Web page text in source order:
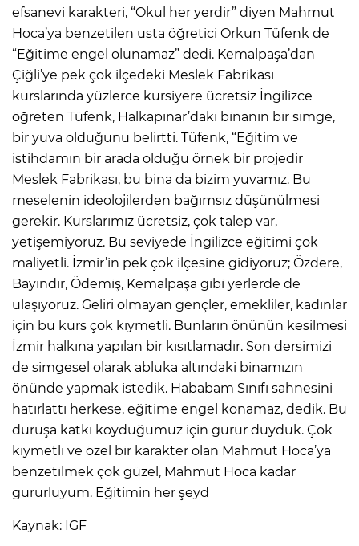
efsanevi karakteri, “Okul her yerdir” diyen Mahmut
Hoca’ya benzetilen usta öğretici Orkun Tüfenk de
“Eğitime engel olunamaz” dedi. Kemalpaşa’dan
Çiğli’ye pek çok ilçedeki Meslek Fabrikası
kurslarında yüzlerce kursiyere ücretsiz İngilizce
öğreten Tüfenk, Halkapınar’daki binanın bir simge,
bir yuva olduğunu belirtti. Tüfenk, “Eğitim ve
istihdamın bir arada olduğu örnek bir projedir
Meslek Fabrikası, bu bina da bizim yuvamız. Bu
meselenin ideolojilerden bağımsız düşünülmesi
gerekir. Kurslarımız ücretsiz, çok talep var,
yetişemiyoruz. Bu seviyede İngilizce eğitimi çok
maliyetli. İzmir’in pek çok ilçesine gidiyoruz; Özdere,
Bayındır, Ödemiş, Kemalpaşa gibi yerlerde de
ulaşıyoruz. Geliri olmayan gençler, emekliler, kadınlar
için bu kurs çok kıymetli. Bunların önünün kesilmesi
İzmir halkına yapılan bir kısıtlamadır. Son dersimizi
de simgesel olarak abluka altındaki binamızın
önünde yapmak istedik. Hababam Sınıfı sahnesini
hatırlattı herkese, eğitime engel konamaz, dedik. Bu
duruşa katkı koyduğumuz için gurur duyduk. Çok
kıymetli ve özel bir karakter olan Mahmut Hoca’ya
benzetilmek çok güzel, Mahmut Hoca kadar
gururluyum. Eğitimin her şeyd
Kaynak: IGF